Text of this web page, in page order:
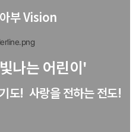
부 Vision
나는 어린이'
도! 사랑을 전하는 전도!